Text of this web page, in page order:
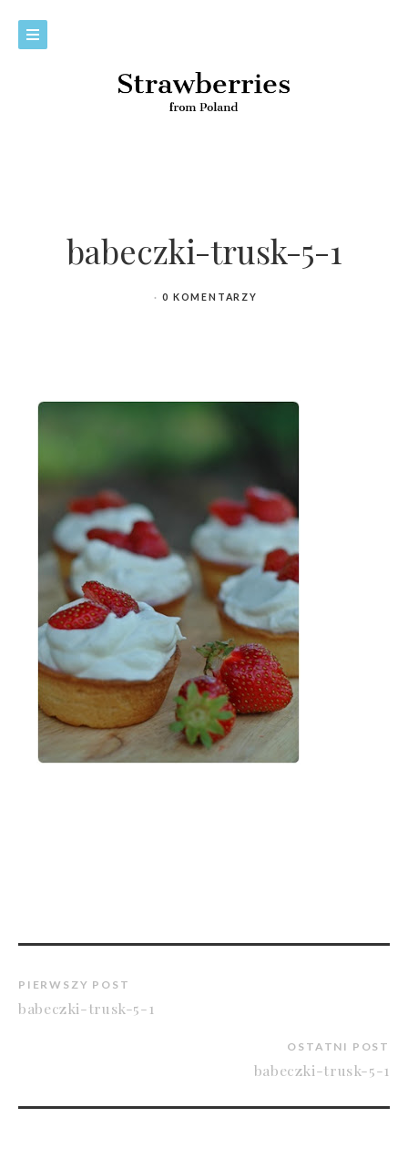
babeczki-trusk-5-1
0 KOMENTARZY
PIERWSZY POST
babeczki-trusk-5-1
OSTATNI POST
babeczki-trusk-5-1